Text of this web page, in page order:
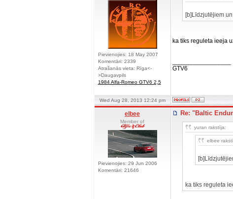
Pievienojies: 18 May 2007
Komentāri: 2339
Atrašanās vieta: Rīga<-
>Daugavpils
1984 Alfa-Romeo GTV6 2,5
[b]Līdzjutējiem
ka tiks reguleta ieeja
GTV6
Wed Aug 28, 2013 12:24 pm
elbee
Member of
Pievienojies: 29 Jun 2006
Komentāri: 21646
Re: "Baltic
yuran rakstīja:
elbee
ka tiks reguleta